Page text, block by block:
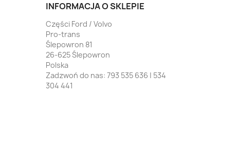
INFORMACJA O SKLEPIE
Części Ford / Volvo
Pro-trans
Ślepowron 81
26-625 Ślepowron
Polska
Zadzwoń do nas: 793 535 636 | 534
304 441